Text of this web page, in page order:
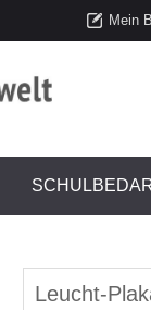
Mein
Leucht-